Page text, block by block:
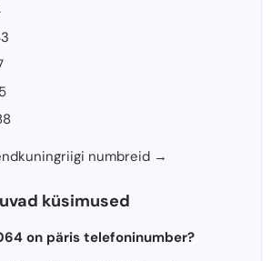
numbreid →
küsimused
on päris telefoninumber?